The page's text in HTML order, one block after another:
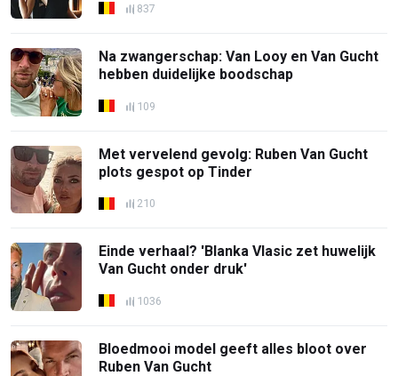
837
Na zwangerschap: Van Looy en Van Gucht
hebben duidelijke boodschap
109
Met vervelend gevolg: Ruben Van Gucht
plots gespot op Tinder
210
Einde verhaal? 'Blanka Vlasic zet huwelijk
Van Gucht onder druk'
1036
Bloedmooi model geeft alles bloot over
Ruben Van Gucht